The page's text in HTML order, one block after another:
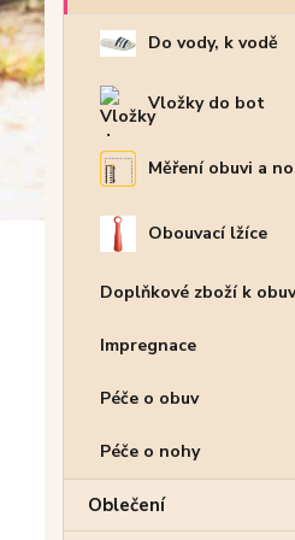
Do vody, k vodě
Vložky do bot
Měření obuvi a
Obouvací lžíce
Doplňkové zboží k
Impregnace
Péče o obuv
Péče o nohy
Oblečení